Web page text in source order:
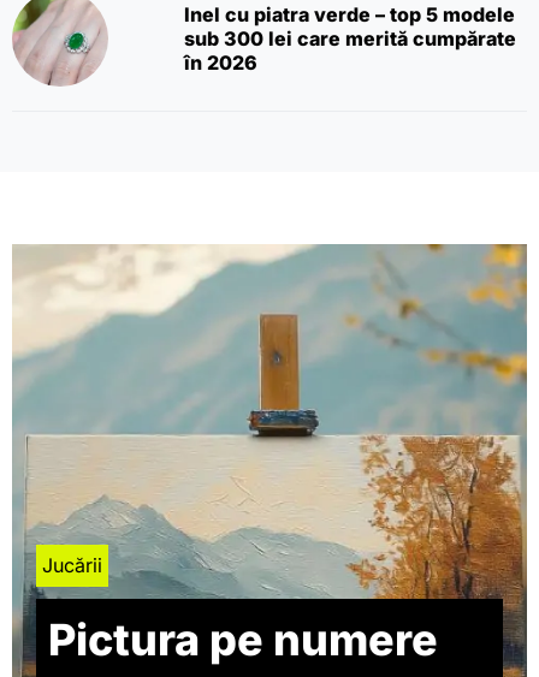
Inel cu piatra verde – top 5 modele
sub 300 lei care merită cumpărate
în 2026
Jucării
Pictura pe numere